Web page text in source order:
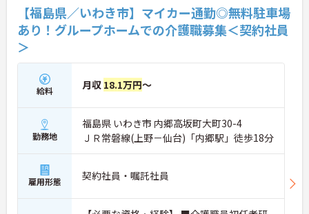
応しており、グループホームでの1対1の丁寧なケア
という現場のやりがいを感じながら、確かなキャリ
アと長期的な働きやすさの両方を手に入れられる職
せる環境です＞大手ならではの丁寧な拠点研修や半
年間のOJTがあり、新しい職場への不安をしっかり
解消できます。1ユニット9名の少人数制グループホ
ームのため、お客様と1対1で深く関わるケアが叶う
のも大きな魅力。ゆくゆくはサービス管理者研修を
受講し、施設長やケアマネジャーへステップアップ
できる明確なキャリアマップが用意されています
＜手厚い子育て支援！プライベートも大切にできる
環境＞ 「ワークライフバランスを重視する方にも大
【福島県／いわき市】マイカー通勤◎無料駐車場
あり！グループホームでの介護職募集＜契約社員
＞
給料 月収 18.1万円～
勤務地
福島県 いわき市 内郷高坂町大町30-4
ＪＲ常磐線(上野－仙台)「内郷駅」徒歩18分
雇用形態 契約社員・嘱託社員